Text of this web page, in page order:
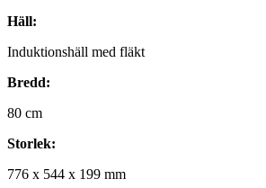
Häll:
Induktionshäll med fläkt
Bredd:
80 cm
Storlek:
776 x 544 x 199 mm